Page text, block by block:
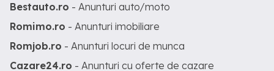
Bestauto.ro - Anunturi auto/moto
Romimo.ro - Anunturi imobiliare
Romjob.ro - Anunturi locuri de munca
Cazare24.ro - Anunturi cu oferte de cazare